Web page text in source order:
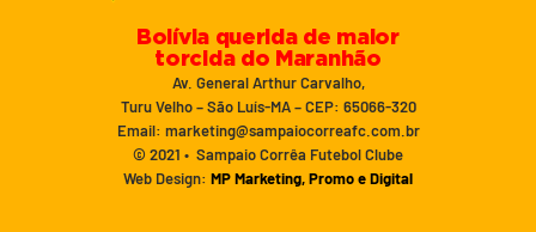
Bolívia querida de maior
torcida do Maranhão
Av. General Arthur Carvalho,
Turu Velho – São Luís-MA – CEP: 65066-320
Email: marketing@sampaiocorreafc.com.br
© 2021 • Sampaio Corrêa Futebol Clube
Web Design: MP Marketing, Promo e Digital